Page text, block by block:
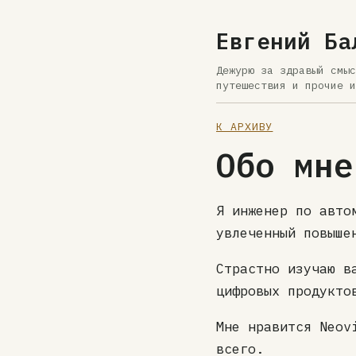
Евгений
Дежурю за здравый
путешествия и прочие
К АРХИВУ
Обо мне
Я инженер по
увлеченный
Страстно изучаю
цифровых
Мне нравится
всего.